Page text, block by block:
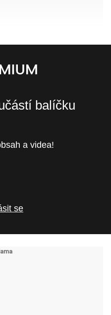
balíčku
a videa!
se